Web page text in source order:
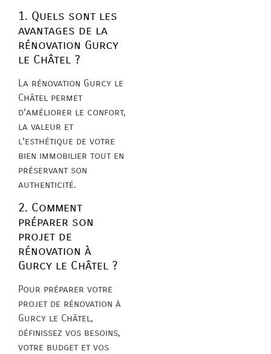
1. Quels sont les
avantages de la
rénovation Gurcy
le Châtel ?
La rénovation Gurcy le
Châtel permet
d’améliorer le confort,
la valeur et
l’esthétique de votre
bien immobilier tout en
préservant son
authenticité.
2. Comment
préparer son
projet de
rénovation à
Gurcy le Châtel ?
Pour préparer votre
projet de rénovation à
Gurcy le Châtel,
définissez vos besoins,
votre budget et vos